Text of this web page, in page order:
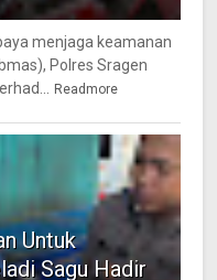
menjaga keamanan
Polres Sragen
Readmore
Untuk
Sagu Hadir